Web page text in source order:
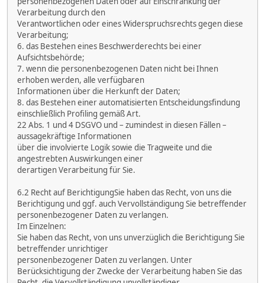
Verarbeitung durch den
Verantwortlichen oder eines Widerspruchsrechts gegen diese
Verarbeitung;
6. das Bestehen eines Beschwerderechts bei einer
Aufsichtsbehörde;
7. wenn die personenbezogenen Daten nicht bei Ihnen
erhoben werden, alle verfügbaren
Informationen über die Herkunft der Daten;
8. das Bestehen einer automatisierten Entscheidungsfindung
einschließlich Profiling gemäß Art.
22 Abs. 1 und 4 DSGVO und – zumindest in diesen Fällen –
aussagekräftige Informationen
über die involvierte Logik sowie die Tragweite und die
angestrebten Auswirkungen einer
derartigen Verarbeitung für Sie.
6.2 Recht auf BerichtigungSie haben das Recht, von uns die
Berichtigung und ggf. auch Vervollständigung Sie betreffender
personenbezogener Daten zu verlangen.
Im Einzelnen:
Sie haben das Recht, von uns unverzüglich die Berichtigung Sie
betreffender unrichtiger
personenbezogener Daten zu verlangen. Unter
Berücksichtigung der Zwecke der Verarbeitung haben Sie das